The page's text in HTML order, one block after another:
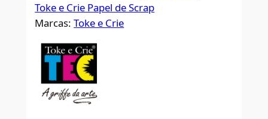
Toke e Crie Papel de Scrap
Marcas:Toke e Crie